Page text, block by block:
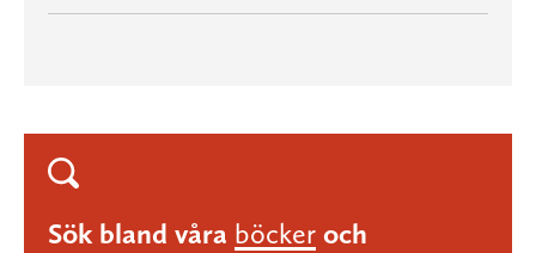
Sök bland våra böcker och